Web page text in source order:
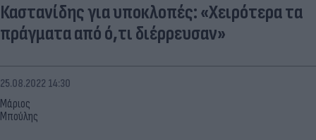
Καστανίδης για υποκλοπές: «Χειρότερα τα
πράγματα από ό,τι διέρρευσαν»
Μάριος
Μπούλης
25.08.2022 14:30